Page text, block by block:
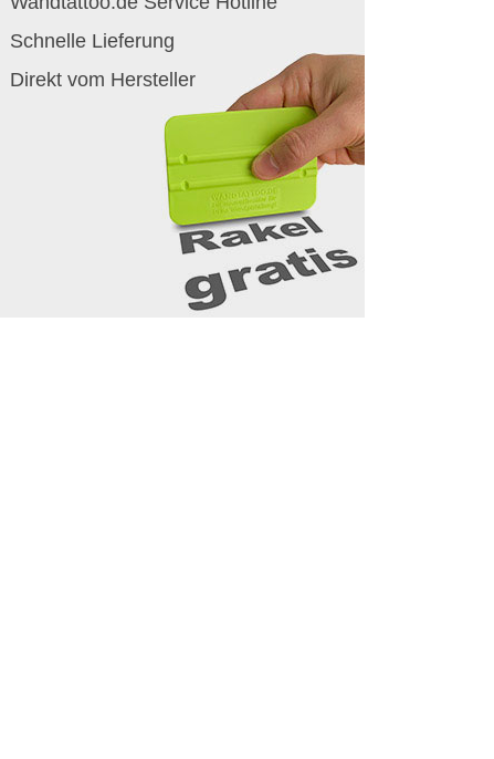
Schnelle Lieferung
Direkt vom Hersteller